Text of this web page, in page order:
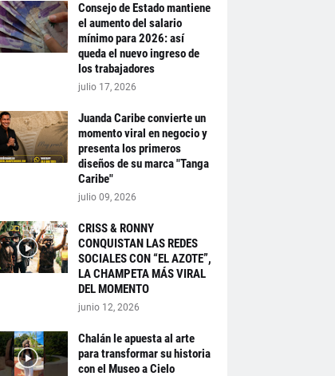
Consejo de Estado mantiene
el aumento del salario
mínimo para 2026: así
queda el nuevo ingreso de
los trabajadores
julio 17, 2026
Juanda Caribe convierte un
momento viral en negocio y
presenta los primeros
diseños de su marca "Tanga
Caribe"
julio 09, 2026
CRISS & RONNY
CONQUISTAN LAS REDES
SOCIALES CON “EL AZOTE”,
LA CHAMPETA MÁS VIRAL
DEL MOMENTO
junio 12, 2026
Chalán le apuesta al arte
para transformar su historia
con el Museo a Cielo